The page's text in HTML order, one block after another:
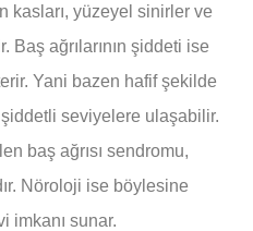
kasları, yüzeyel sinirler ve
ağrılarının şiddeti ise
Yani bazen hafif şekilde
seviyelere ulaşabilir.
baş ağrısı sendromu,
Nöroloji ise böylesine
imkanı sunar.